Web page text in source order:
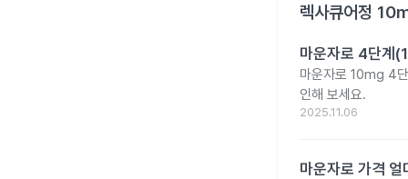
렉사큐어정
마운자로 4단계
마운자로 10mg 4
인해 보세요.
2025.11.06
마운자로 가격